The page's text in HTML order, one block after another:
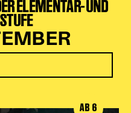
ELEMENTAR- UND
AB 6